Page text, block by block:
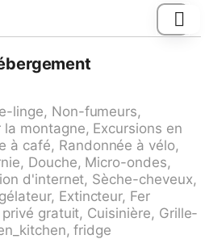
de Sion, situation
de la Maison: réduit pour
skis, lave-linge, sèche-linge
350 m, restaurant,
arrêt de bus "Grimisuat,
centre thermal "Anzère Spa
mécaniques 9.7 km.
noter: le propriétaire habite
linge, Non-fumeurs,
montagne, Excursions en
à café, Randonnée à vélo,
Douche, Micro-ondes,
d'internet, Sèche-cheveux,
Extincteur, Fer
gratuit, Cuisinière, Grille-
fridge